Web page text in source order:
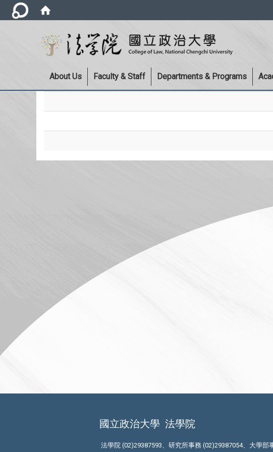
About Us Faculty & Staff Departments & Programs
國立政治大學 法學院
法學院 (02)29387593、研究所事務 (02)29387054、大學部